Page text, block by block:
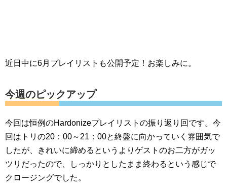
近日中に6月プレイリストも公開予定！お楽しみに。
今週のピックアップ
今回は恒例のHardonizeプレイリストの振り返り回です。今
回はトリの20：00～21：00と終盤に向かっていく雰囲気で
したが、きれいに締めるというよりゲストのお二方がガッ
ツリだったので、しっかりとしたまま終わるという感じで
クロージングでした。